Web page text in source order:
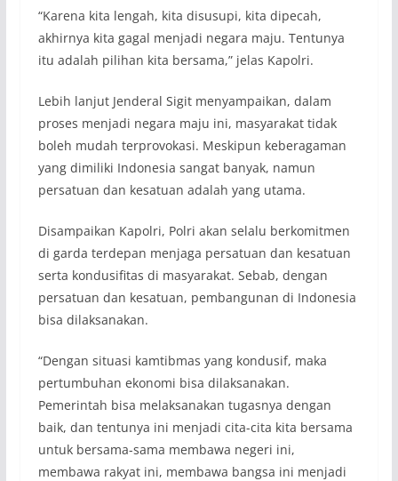
“Karena kita lengah, kita disusupi, kita dipecah,
akhirnya kita gagal menjadi negara maju. Tentunya
itu adalah pilihan kita bersama,” jelas Kapolri.
Lebih lanjut Jenderal Sigit menyampaikan, dalam
proses menjadi negara maju ini, masyarakat tidak
boleh mudah terprovokasi. Meskipun keberagaman
yang dimiliki Indonesia sangat banyak, namun
persatuan dan kesatuan adalah yang utama.
Disampaikan Kapolri, Polri akan selalu berkomitmen
di garda terdepan menjaga persatuan dan kesatuan
serta kondusifitas di masyarakat. Sebab, dengan
persatuan dan kesatuan, pembangunan di Indonesia
bisa dilaksanakan.
“Dengan situasi kamtibmas yang kondusif, maka
pertumbuhan ekonomi bisa dilaksanakan.
Pemerintah bisa melaksanakan tugasnya dengan
baik, dan tentunya ini menjadi cita-cita kita bersama
untuk bersama-sama membawa negeri ini,
membawa rakyat ini, membawa bangsa ini menjadi